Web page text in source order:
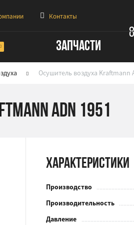
Контакты
ЗАПЧАСТИ
Осушитель воздуха Kraftmann
ADN 1951
Характеристики
Производство
Производительность
Давление